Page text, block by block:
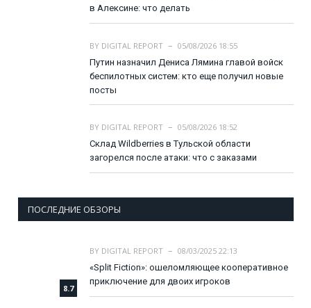
в Алексине: что делать
BY DIGITAL REPORT
05/08/2026 18:55
Путин назначил Дениса Лямина главой войск
беспилотных систем: кто еще получил новые
посты
BY DIGITAL REPORT
05/08/2026 18:52
Склад Wildberries в Тульской области
загорелся после атаки: что с заказами
ПОСЛЕДНИЕ ОБЗОРЫ
8.7
BY DIGITAL REPORT
08/03/2025 22:13
«Split Fiction»: ошеломляющее кооперативное
приключение для двоих игроков